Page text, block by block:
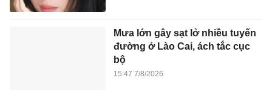
Mưa lớn gây sạt lở nhiều tuyến
đường ở Lào Cai, ách tắc cục
bộ
15:47 7/8/2026